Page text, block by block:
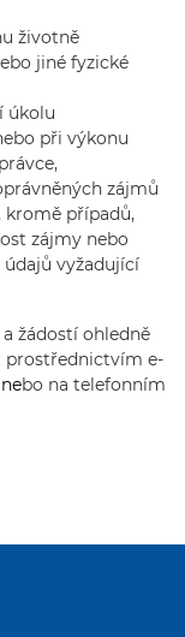
životně
jiné fyzické
úkolu
při výkonu
zájmů
kromě případů,
zájmy nebo
vyžadující
žádostí ohledně
prostřednictvím e-
nebo na telefonním